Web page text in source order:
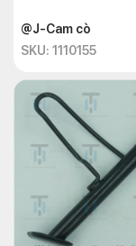
@J-Cam cò
SKU: 1110155